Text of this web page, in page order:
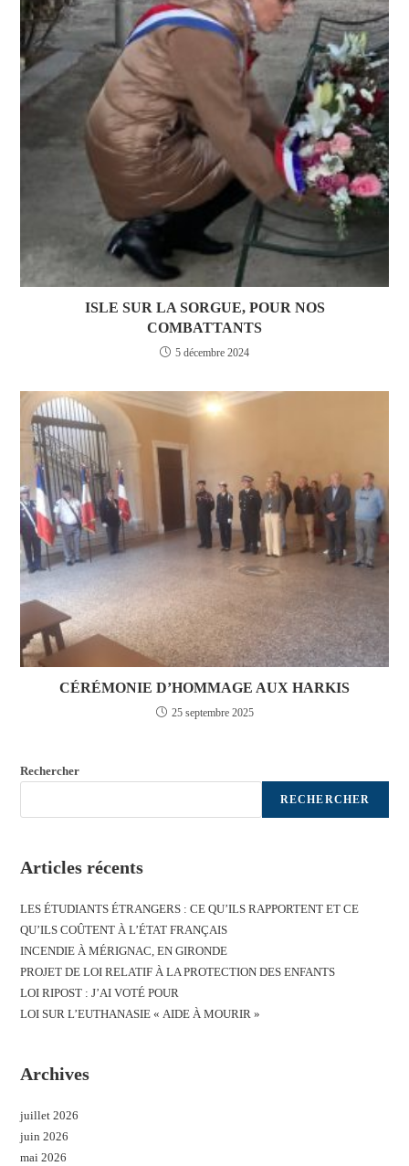
ISLE SUR LA SORGUE, POUR NOS
COMBATTANTS
5 décembre 2024
CÉRÉMONIE D’HOMMAGE AUX HARKIS
25 septembre 2025
Rechercher
RECHERCHER
Articles récents
LES ÉTUDIANTS ÉTRANGERS : CE QU’ILS RAPPORTENT ET CE
QU’ILS COÛTENT À L’ÉTAT FRANÇAIS
INCENDIE À MÉRIGNAC, EN GIRONDE
PROJET DE LOI RELATIF À LA PROTECTION DES ENFANTS
LOI RIPOST : J’AI VOTÉ POUR
LOI SUR L’EUTHANASIE « AIDE À MOURIR »
Archives
juillet 2026
juin 2026
mai 2026